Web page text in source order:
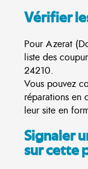
Vérifier
Pour Azerat
liste des
24210.
Vous pouvez
réparations
leur site en
Signaler
sur cette